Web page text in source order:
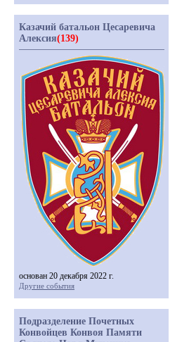
Казачий батальон Цесаревича
Алексия(139)
основан 20 декабря 2022 г.
Другие события
Подразделение Почетных
Конвойцев Конвоя Памяти